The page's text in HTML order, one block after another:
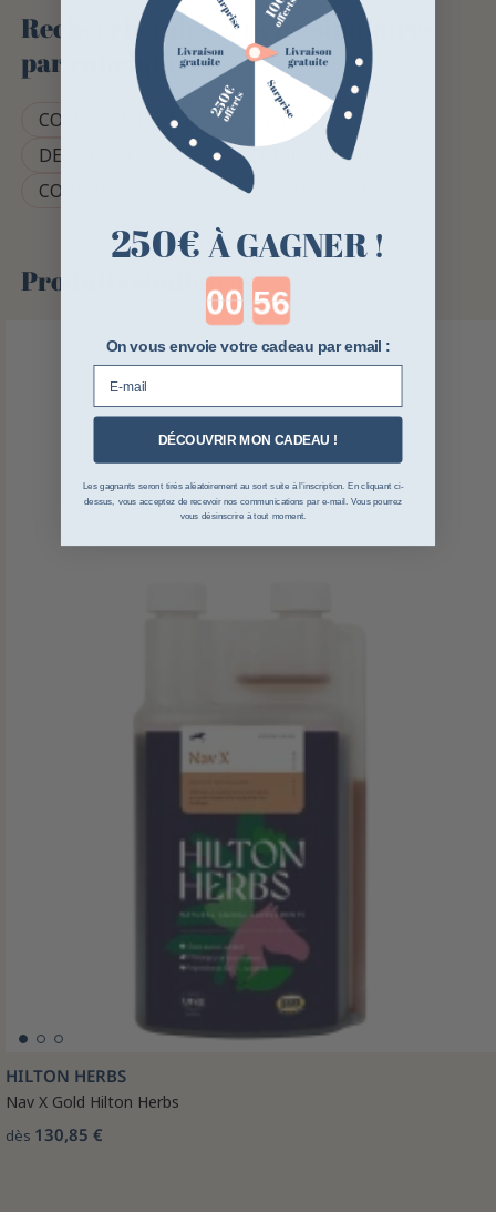
Rechercher des articles similaires
par rubrique :
COMPLÉMENT NUTRITIONNEL
DETOX CHEVAL
ANTI DOULEUR CHEVAL
COURBATURE CHEVAL
Produits similaires
HILTON HERBS
Nav X Gold Hilton Herbs
dès 130,85 €
250€ À GAGNER !
Countdown ends in:
On vous envoie votre cadeau par email :
DÉCOUVRIR MON CADEAU !
Les gagnants seront tirés aléatoirement au sort suite à l’inscription. En cliquant ci-
dessus, vous acceptez de recevoir nos communications par e-mail. Vous pourrez
vous désinscrire à tout moment.